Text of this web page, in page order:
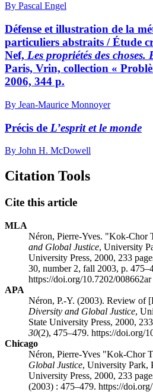
By Pascal Engel
Défense et illustration de la
particuliers abstraits / Étude
Nef, Les propriétés des
Paris, Vrin, collection «
2006, 344 p.
By Jean-Maurice Monnoyer
Précis de L’esprit et le monde
By John H. McDowell
Citation Tools
Cite this article
MLA
Néron, Pierre-Yves. "Kok-Chor
and Global Justice, University
University Press, 2000, 233
30, number 2, fall 2003, p.
https://doi.org/10.7202/008662ar
APA
Néron, P.-Y. (2003). Review of
Diversity and Global Justice,
State University Press, 2000,
30(2), 475–479. https://doi.org/
Chicago
Néron, Pierre-Yves "Kok-Chor
Global Justice, University Park,
University Press, 2000, 233
(2003) : 475–479. https://